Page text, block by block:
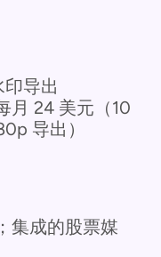
导出
月 24 美元（10
导出）
集成的股票媒